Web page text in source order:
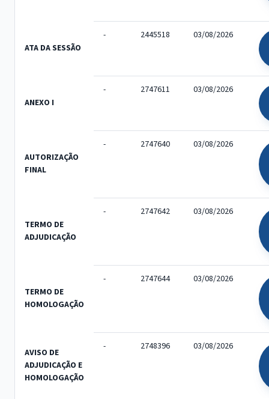
ATA DA SESSÃO
- 2445518 03/08/2026
ANEXO I
- 2747611 03/08/2026
AUTORIZAÇÃO
FINAL
- 2747640 03/08/2026
TERMO DE
ADJUDICAÇÃO
- 2747642 03/08/2026
TERMO DE
HOMOLOGAÇÃO
- 2747644 03/08/2026
AVISO DE
ADJUDICAÇÃO E
HOMOLOGAÇÃO
- 2748396 03/08/2026